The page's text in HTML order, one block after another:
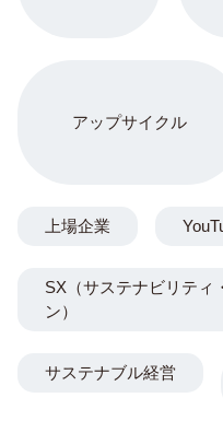
アップサイクル
上場企業
SX（サステナビリティ
ン）
サステナブル経営